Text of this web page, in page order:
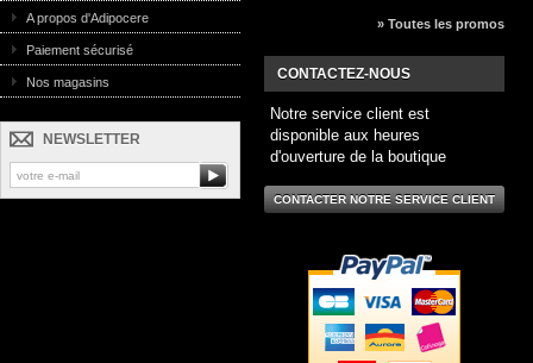
A propos d'Adipocere
Paiement sécurisé
Nos magasins
NEWSLETTER
» Toutes les promos
CONTACTEZ-NOUS
Notre service client est
disponible aux heures
d'ouverture de la boutique
CONTACTER NOTRE SERVICE CLIENT